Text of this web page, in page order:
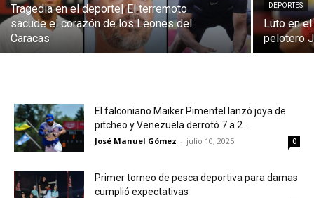
Tragedia en el deporte| El terremoto
sacude el corazón de los Leones del
Caracas
DEPORTES
Luto en
pelotero
El falconiano Maiker Pimentel lanzó joya de
pitcheo y Venezuela derrotó 7 a 2...
José Manuel Gómez - julio 10, 2025 0
Primer torneo de pesca deportiva para damas
cumplió expectativas